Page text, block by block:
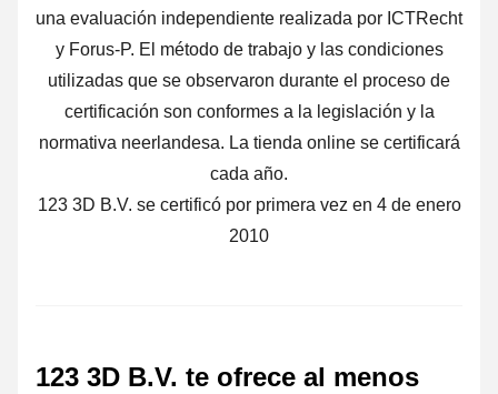
una evaluación independiente realizada por ICTRecht
y Forus-P. El método de trabajo y las condiciones
utilizadas que se observaron durante el proceso de
certificación son conformes a la legislación y la
normativa neerlandesa. La tienda online se certificará
cada año.
123 3D B.V. se certificó por primera vez en 4 de enero
2010
123 3D B.V. te ofrece al menos